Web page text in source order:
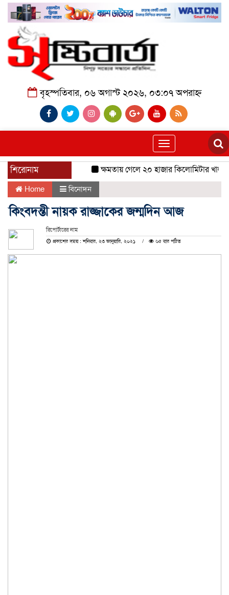
বৃহস্পতিবার, ০৬ অগাস্ট ২০২৬, ০৩:০৭ অপরাহ্ন
Toggle
navigation
শিরোনাম ক্ষমতায় গেলে ২০ হাজার কিলোমিটার খাল
Home বিনোদন
কিংবদন্তী নায়ক রাজ্জাকের জন্মদিন আজ
রিপোর্টারের নাম
প্রকাশের সময় : শনিবার, ২৩ জানুয়ারি, ২০২১
৬৫ বার পঠিত